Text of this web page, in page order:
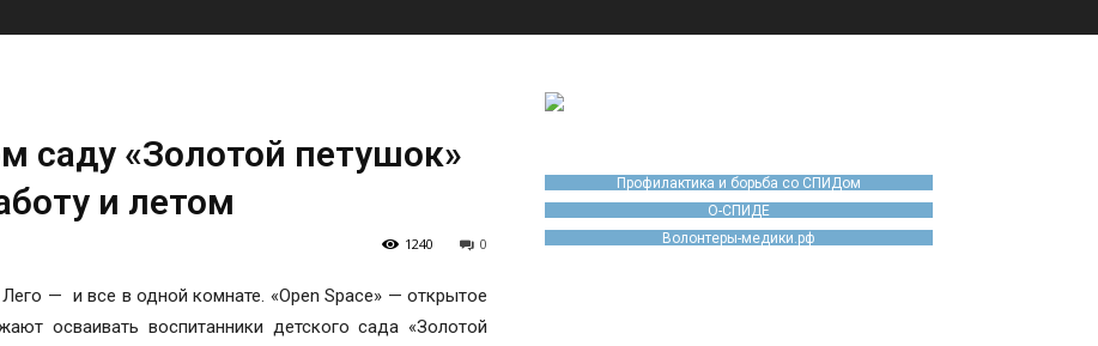
саду «Золотой петушок»
и летом
0
1240
Лего — и все в одной комнате. «Open Space» — открытое
осваивать воспитанники детского сада «Золотой
Профилактика и борьба со СПИДом
О-СПИДЕ
Волонтеры-медики.рф